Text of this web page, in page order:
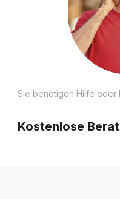
Sie benötigen Hilfe oder
Kostenlose